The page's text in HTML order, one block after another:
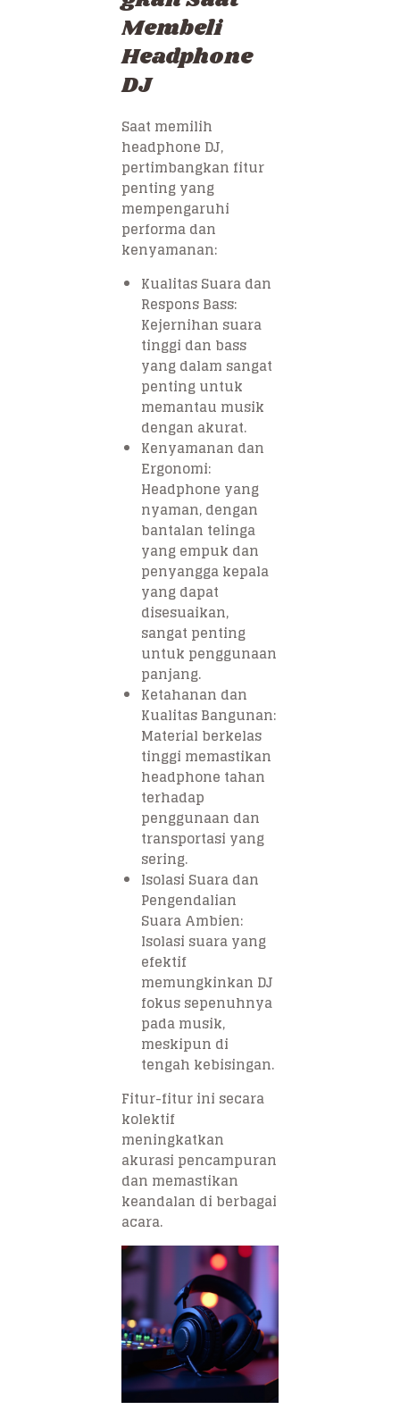
Membeli
Headphone
DJ
Saat memilih
headphone DJ,
pertimbangkan fitur
penting yang
mempengaruhi
performa dan
kenyamanan:
Kualitas Suara dan
Respons Bass:
Kejernihan suara
tinggi dan bass
yang dalam sangat
penting untuk
memantau musik
dengan akurat.
Kenyamanan dan
Ergonomi:
Headphone yang
nyaman, dengan
bantalan telinga
yang empuk dan
penyangga kepala
yang dapat
disesuaikan,
sangat penting
untuk penggunaan
panjang.
Ketahanan dan
Kualitas Bangunan:
Material berkelas
tinggi memastikan
headphone tahan
terhadap
penggunaan dan
transportasi yang
sering.
Isolasi Suara dan
Pengendalian
Suara Ambien:
Isolasi suara yang
efektif
memungkinkan DJ
fokus sepenuhnya
pada musik,
meskipun di
tengah kebisingan.
Fitur-fitur ini secara
kolektif
meningkatkan
akurasi pencampuran
dan memastikan
keandalan di berbagai
acara.